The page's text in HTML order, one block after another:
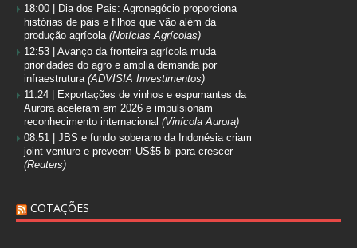
18:00 |
Dia dos Pais: Agronegócio proporciona
histórias de pais e filhos que vão além da
produção agrícola (Notícias Agrícolas)
12:53 | Avanço da fronteira agrícola muda
prioridades do agro e amplia demanda por
infraestrutura (ADVISIA Investimentos)
11:24 |
Exportações de vinhos e espumantes da
Aurora aceleram em 2026 e impulsionam
reconhecimento internacional (Vinícola Aurora)
08:51 | JBS e fundo soberano da Indonésia criam
joint venture e preveem US$5 bi para crescer
(Reuters)
COTAÇÕES